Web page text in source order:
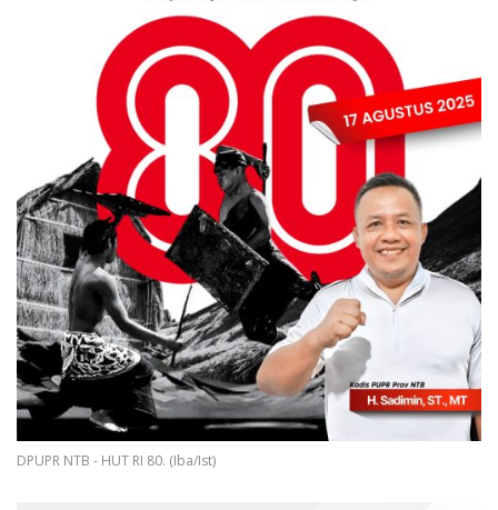
DPUPR NTB - HUT RI 80. (Iba/Ist)